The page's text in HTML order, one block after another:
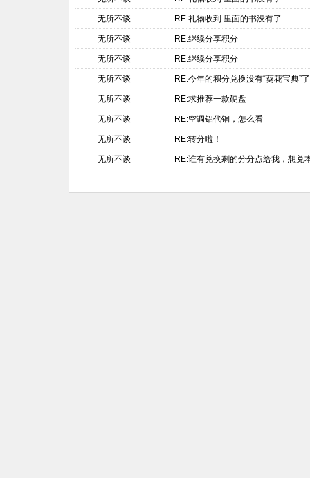
无所不谈 RE:礼物收到 里面的书没有了
无所不谈 RE:继续分享积分
无所不谈 RE:继续分享积分
无所不谈 RE:今年的积分兑换没有“葵花宝典”
无所不谈 RE:求推荐一款硬盘
无所不谈 RE:空调铝代铜，怎么看
无所不谈 RE:转分啦！
无所不谈 RE:谁有兑换剩的分分点给我，想兑